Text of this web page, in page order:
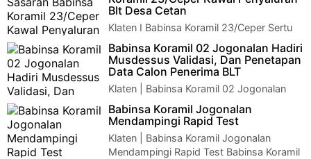
Blt Desa Cetan
Klaten I Babinsa Koramil 23/Ceper Sertu
Maryanto bersama Bhabinkamtibmas
melaksanakan pengawalan dan pendampingan penyal…
Babinsa Koramil 02 Jogonalan Hadiri
Musdessus Validasi, Dan Penetapan
Data Calon Penerima BLT
Klaten | Babinsa Koramil 02 Jogonalan
Hadiri Musdessus Validasi, Dan
Penetapan Data Calon Penerima BLTBabinsa Koramil 02…
Babinsa Koramil Jogonalan
Mendampingi Rapid Test
Klaten | Babinsa Koramil Jogonalan
Mendampingi Rapid Test Babinsa Koramil